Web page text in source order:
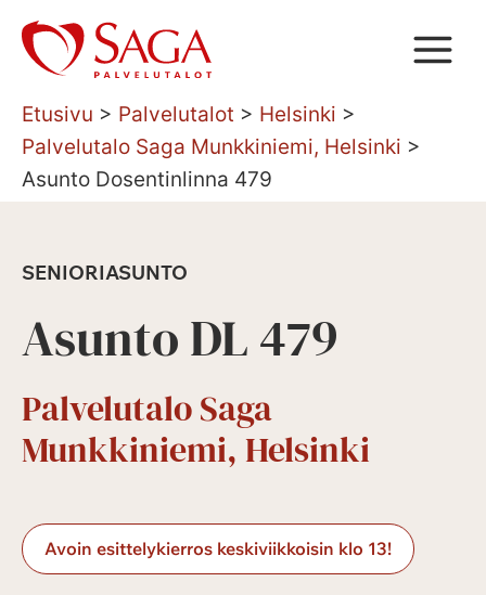
Siirry
sisältöön
Etusivu > Palvelutalot > Helsinki >
Palvelutalo Saga Munkkiniemi, Helsinki >
Asunto Dosentinlinna 479
SENIORIASUNTO
Asunto DL 479
Palvelutalo Saga
Munkkiniemi, Helsinki
Avoin esittelykierros keskiviikkoisin klo 13!